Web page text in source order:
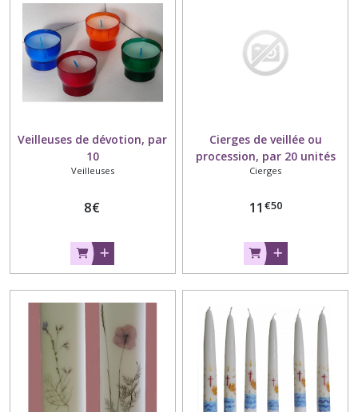
Veilleuses de dévotion, par
10
Veilleuses
8€
Cierges de veillée ou
procession, par 20 unités
Cierges
11 €50